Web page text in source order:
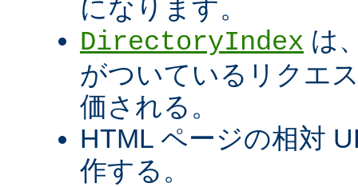
になります。
DirectoryIndex は
がついているリクエ
価される。
HTML ページの相対
作する。